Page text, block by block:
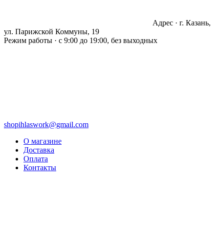
Адрес · г. Казань,
ул. Парижской Коммуны, 19
Режим работы · с 9:00 до 19:00, без выходных
shopihlaswork@gmail.com
О магазине
Доставка
Оплата
Контакты